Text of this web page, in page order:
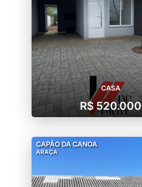
CASA
R$ 520.000
CAPÃO DA CANOA
ARAÇA